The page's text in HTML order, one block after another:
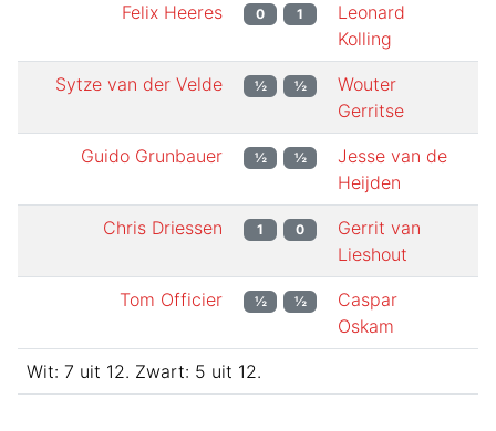
Felix Heeres 0 1
Leonard
Kolling
Sytze van der Velde ½ ½
Wouter
Gerritse
Guido Grunbauer ½ ½
Jesse van de
Heijden
Chris Driessen 1 0
Gerrit van
Lieshout
Tom Officier ½ ½
Caspar
Oskam
Wit: 7 uit 12. Zwart: 5 uit 12.